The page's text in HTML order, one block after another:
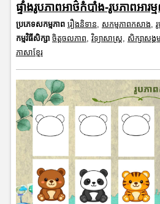
ផ្ទាំងរូបភាពអាថ៌កំបាំង-រូបភាពអារ
ប្រភេទសកម្មភាព រឿងនិទាន, សកម្មភាពកសាង,
កម្មវិធីសិក្សា ចិត្តចលភាព, វិទ្យាសាស្រ្ត, សិក្សាសង្គ
ភាសាខ្មែរ